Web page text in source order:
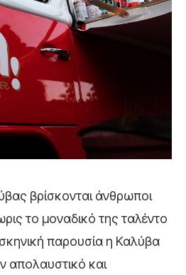
βρίσκονται άνθρωποι
το μοναδικό της ταλέντο
σκηνική παρουσία η Καλύβα
απολαυστικό και